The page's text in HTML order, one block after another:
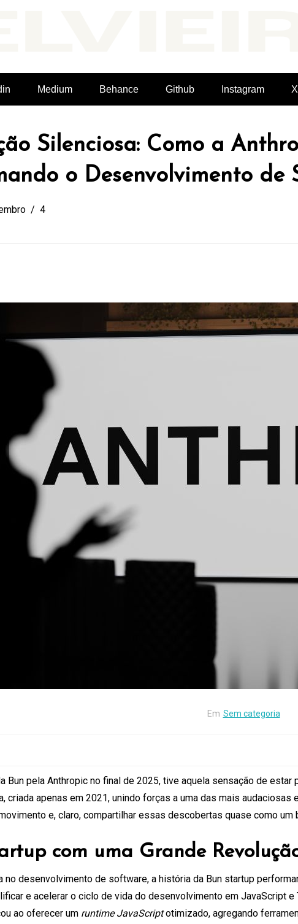
Medium Behance Github Instagram X
Silenciosa: Como a
o Desenvolvimento de
4
Em Sem categoria
Bun pela Anthropic no final de 2025, tive aquela sensação de
criada apenas em 2021, unindo forças a uma das mais
e, claro, compartilhar essas descobertas quase como
com uma Grande
desenvolvimento de software, a história da Bun startup
e acelerar o ciclo de vida do desenvolvimento em JavaScript
ao oferecer um runtime JavaScriptotimizado, agregando